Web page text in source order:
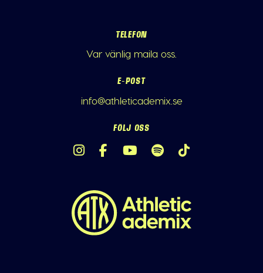
TELEFON
Var vänlig maila oss.
E-POST
info@athleticademix.se
FÖLJ OSS